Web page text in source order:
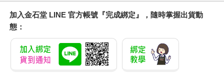
加入金石堂 LINE 官方帳號『完成綁定』，隨時掌握出貨動
態：